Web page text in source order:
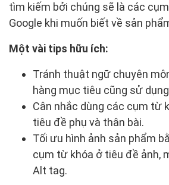
tìm kiếm bởi chúng sẽ là các
Google khi muốn biết về sản
Một vài tips hữu ích:
Tránh thuật ngữ chuyên
hàng mục tiêu cũng sử
Cân nhắc dùng các cụm từ
tiêu đề phụ và thân bài.
Tối ưu hình ảnh sản phẩm
cụm từ khóa ở tiêu đề ảnh,
Alt tag.